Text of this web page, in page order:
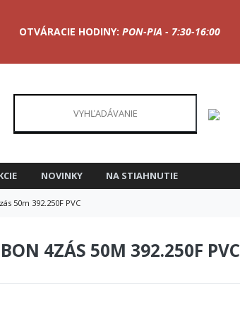
OTVÁRACIE HODINY: PON-PIA - 7:30-16:00
NOVINKY NA STIAHNUTIE
50m 392.250F PVC
4ZÁS 50M 392.250F PVC